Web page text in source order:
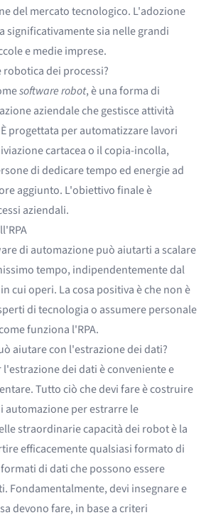
del mercato tecnologico. L'adozione
significativamente sia nelle grandi
e medie imprese.
dei processi?
software robot, è una forma di
aziendale che gestisce attività
progettata per automatizzare lavori
cartacea o il copia-incolla,
di dedicare tempo ed energie ad
aggiunto. L'obiettivo finale è
aziendali.
di automazione può aiutarti a scalare
tempo, indipendentemente dal
cui operi. La cosa positiva è che non è
di tecnologia o assumere personale
funziona l'RPA.
aiutare con l'estrazione dei dati?
l'estrazione dei dati è conveniente e
Tutto ciò che devi fare è costruire
automazione per estrarre le
straordinarie capacità dei robot è la
efficacemente qualsiasi formato di
di dati che possono essere
Fondamentalmente, devi insegnare e
devono fare, in base a criteri